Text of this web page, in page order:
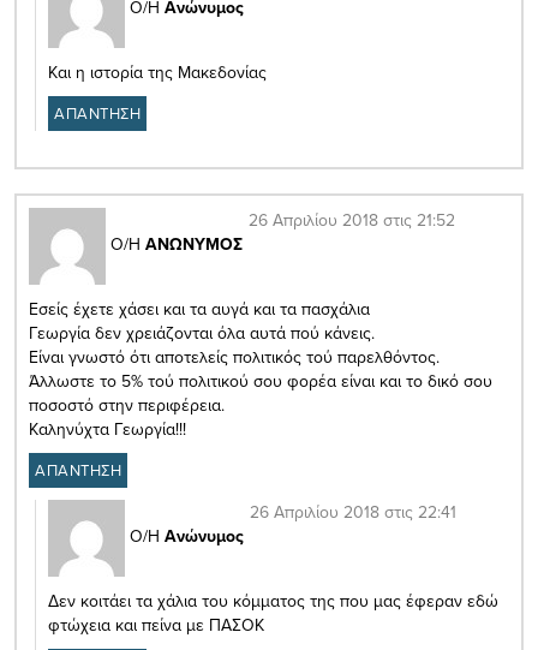
Ο/Η Ανώνυμος
Και η ιστορία της Μακεδονίας
ΑΠΑΝΤΗΣΗ
Ο/Η ΑΝΩΝΥΜΟΣ
26 Απριλίου 2018 στις 21:52
Εσείς έχετε χάσει και τα αυγά και τα πασχάλια
Γεωργία δεν χρειάζονται όλα αυτά πού κάνεις.
Είναι γνωστό ότι αποτελείς πολιτικός τού παρελθόντος.
Άλλωστε το 5% τού πολιτικού σου φορέα είναι και το δικό σου
ποσοστό στην περιφέρεια.
Καληνύχτα Γεωργία!!!
ΑΠΑΝΤΗΣΗ
Ο/Η Ανώνυμος
26 Απριλίου 2018 στις 22:41
Δεν κοιτάει τα χάλια του κόμματος της που μας έφεραν εδώ
φτώχεια και πείνα με ΠΑΣΟΚ